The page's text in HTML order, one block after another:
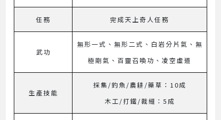
任務 完成天上奇人任務
武功
無形一式、無形二式、白岩分片氣、無
極剛氣、百靈召喚功、凌空虛道
生產技能
採集/釣魚/農耕/藥草：10成
木工/打鐵/裁縫：5成